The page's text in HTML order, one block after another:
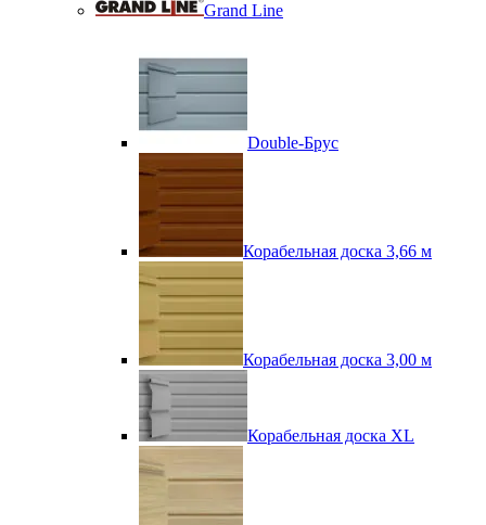
Grand Line
Double-Брус
Корабельная доска 3,66 м
Корабельная доска 3,00 м
Корабельная доска XL